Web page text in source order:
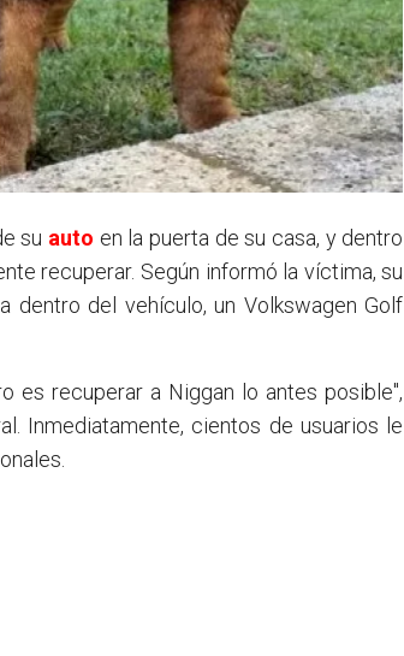
su auto en la puerta de su casa, y dentro
recuperar. Según informó la víctima, su
dentro del vehículo, un Volkswagen Golf
es recuperar a Niggan lo antes posible",
Inmediatamente, cientos de usuarios le